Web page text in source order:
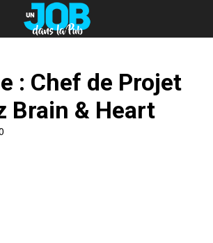
: Chef de Projet
Brain & Heart